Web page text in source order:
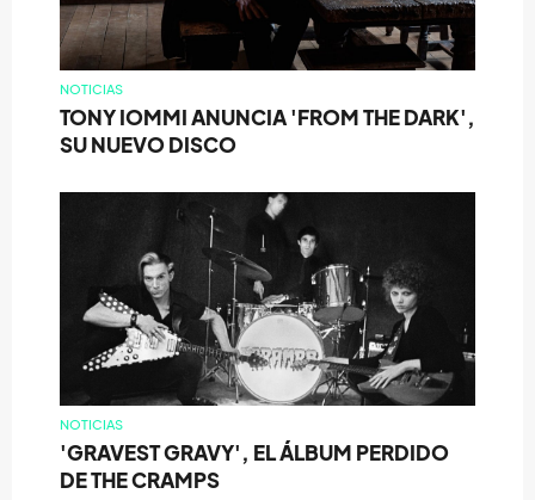
NOTICIAS
TONY IOMMI ANUNCIA 'FROM THE DARK',
SU NUEVO DISCO
NOTICIAS
'GRAVEST GRAVY', EL ÁLBUM PERDIDO
DE THE CRAMPS